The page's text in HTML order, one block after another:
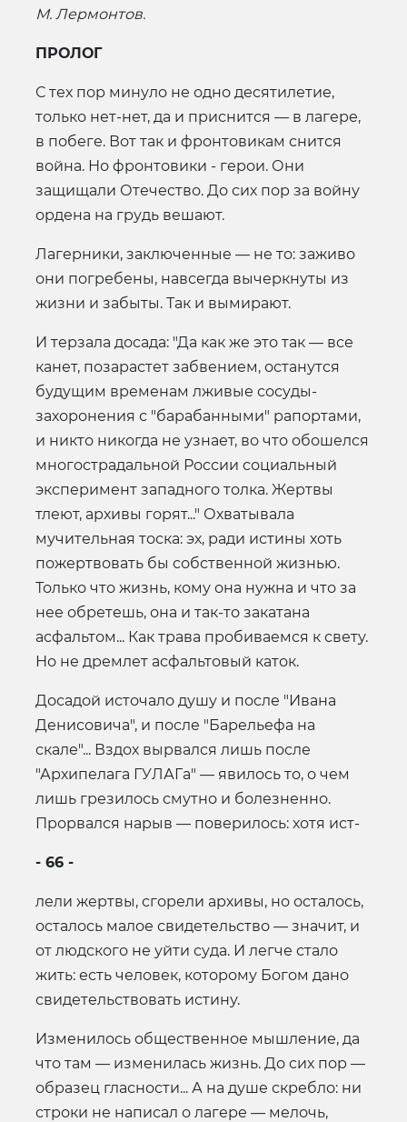
М. Лермонтов.
ПРОЛОГ
С тех пор минуло не одно десятилетие,
только нет-нет, да и приснится — в лагере,
в побеге. Вот так и фронтовикам снится
война. Но фронтовики - герои. Они
защищали Отечество. До сих пор за войну
ордена на грудь вешают.
Лагерники, заключенные — не то: заживо
они погребены, навсегда вычеркнуты из
жизни и забыты. Так и вымирают.
И терзала досада: "Да как же это так — все
канет, позарастет забвением, останутся
будущим временам лживые сосуды-
захоронения с "барабанными" рапортами,
и никто никогда не узнает, во что обошелся
многострадальной России социальный
эксперимент западного толка. Жертвы
тлеют, архивы горят..." Охватывала
мучительная тоска: эх, ради истины хоть
пожертвовать бы собственной жизнью.
Только что жизнь, кому она нужна и что за
нее обретешь, она и так-то закатана
асфальтом... Как трава пробиваемся к свету.
Но не дремлет асфальтовый каток.
Досадой источало душу и после "Ивана
Денисовича", и после "Барельефа на
скале"... Вздох вырвался лишь после
"Архипелага ГУЛАГа" — явилось то, о чем
лишь грезилось смутно и болезненно.
Прорвался нарыв — поверилось: хотя ист-
- 66 -
лели жертвы, сгорели архивы, но осталось,
осталось малое свидетельство — значит, и
от людского не уйти суда. И легче стало
жить: есть человек, которому Богом дано
свидетельствовать истину.
Изменилось общественное мышление, да
что там — изменилась жизнь. До сих пор —
образец гласности... А на душе скребло: ни
строки не написал о лагере — мелочь,